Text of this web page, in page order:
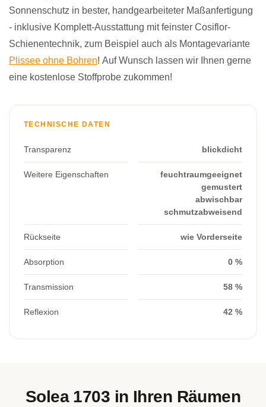
Sonnenschutz in bester, handgearbeiteter Maßanfertigung
- inklusive Komplett-Ausstattung mit feinster Cosiflor-
Schienentechnik, zum Beispiel auch als Montagevariante
Plissee ohne Bohren! Auf Wunsch lassen wir Ihnen gerne
eine kostenlose Stoffprobe zukommen!
TECHNISCHE DATEN
Transparenz blickdicht
Weitere Eigenschaften
feuchtraumgeeignet
gemustert
abwischbar
schmutzabweisend
Rückseite wie Vorderseite
Absorption 0 %
Transmission 58 %
Reflexion 42 %
Solea 1703 in Ihren Räumen